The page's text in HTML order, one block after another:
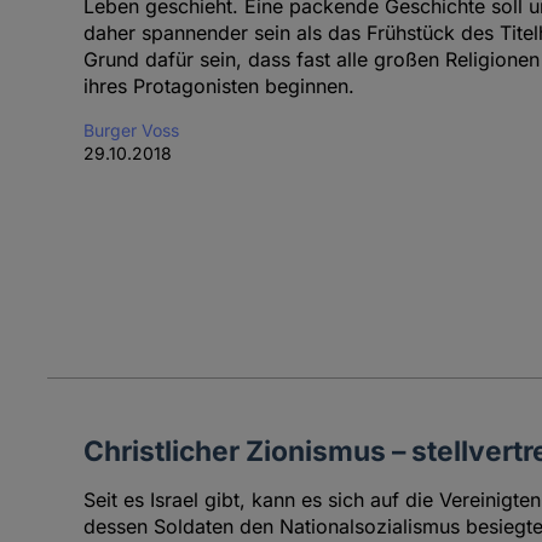
Leben geschieht. Eine packende Geschichte soll
daher spannender sein als das Frühstück des
Grund dafür sein, dass fast alle großen
ihres Protagonisten beginnen.
Burger Voss
29.10.2018
Christlicher Zionismus –
Seit es Israel gibt, kann es sich auf die
dessen Soldaten den Nationalsozialismus